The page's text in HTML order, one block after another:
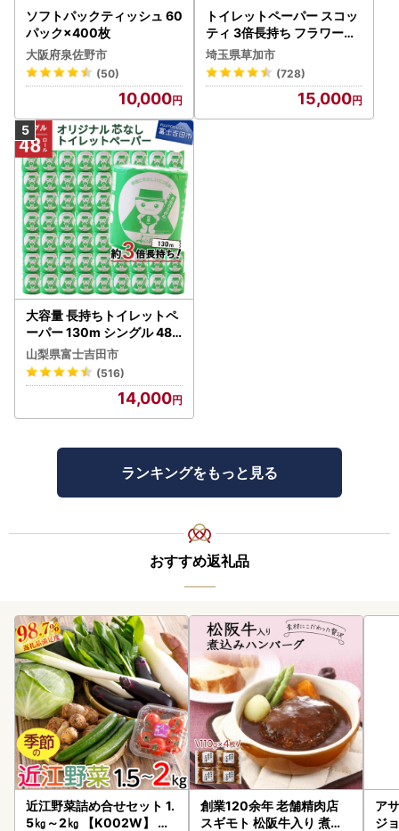
ソフトパックティッシュ 60
パック×400枚
大阪府泉佐野市
(50)
10,000
トイレットペーパー スコッ
ティ 3倍長持ち フラワーパ
ック 4ロール×6P
埼玉県草加市
(728)
15,000
大容量 長持ちトイレットペ
ーパー 130m シングル 48R
芯なし 3倍巻 トイレット
山梨県富士吉田市
(516)
14,000
ランキングをもっと見る
おすすめ返礼品
近江野菜詰め合せセット 1.
5㎏～2㎏ 【K002W】 野
創業120余年 老舗精肉店
スギモト 松阪牛入り 煮込
ア
ジ